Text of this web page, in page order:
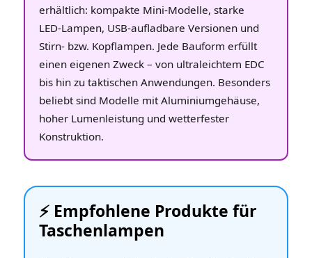
erhältlich: kompakte Mini‑Modelle, starke
LED‑Lampen, USB‑aufladbare Versionen und
Stirn‑ bzw. Kopflampen. Jede Bauform erfüllt
einen eigenen Zweck – von ultraleichtem EDC
bis hin zu taktischen Anwendungen. Besonders
beliebt sind Modelle mit Aluminiumgehäuse,
hoher Lumenleistung und wetterfester
Konstruktion.
⚡️ Empfohlene Produkte für
Taschenlampen